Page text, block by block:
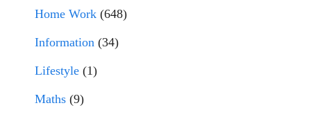
Home Work (648)
Information (34)
Lifestyle (1)
Maths (9)